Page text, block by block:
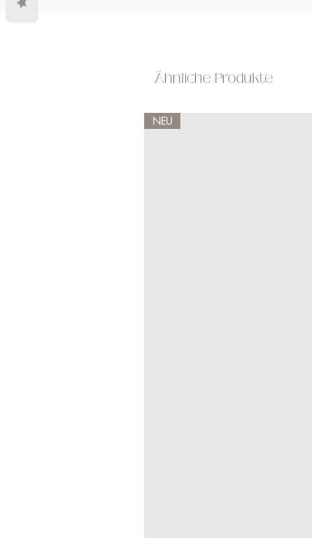
Ähnliche Produkte
NEU